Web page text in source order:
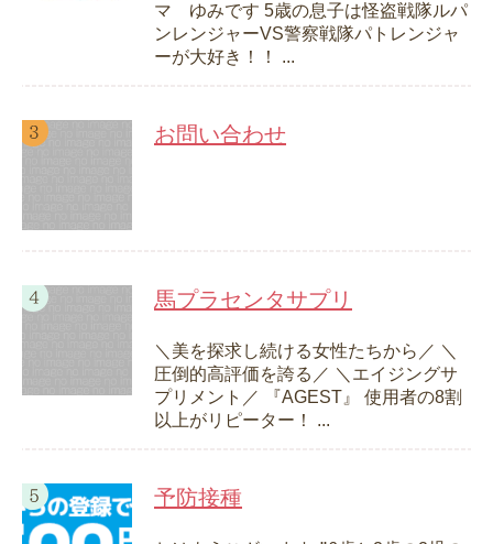
マ ゆみです 5歳の息子は怪盗戦隊ルパ
ンレンジャーVS警察戦隊パトレンジャ
ーが大好き！！ ...
お問い合わせ
馬プラセンタサプリ
＼美を探求し続ける女性たちから／ ＼
圧倒的高評価を誇る／ ＼エイジングサ
プリメント／ 『AGEST』 使用者の8割
以上がリピーター！ ...
予防接種